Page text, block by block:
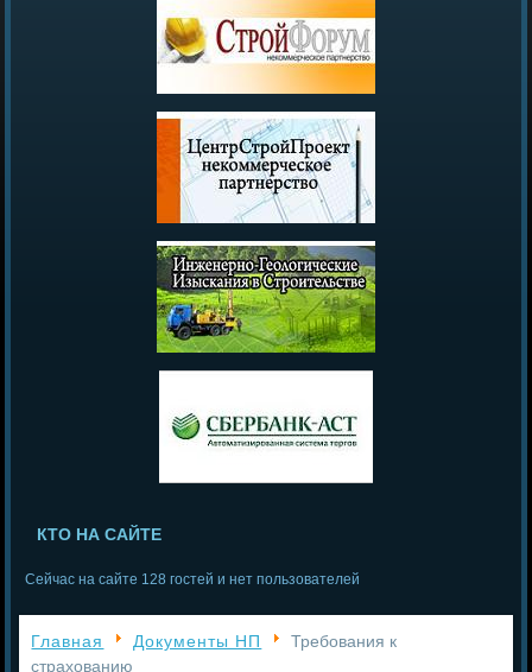
КТО НА САЙТЕ
Сейчас на сайте 128 гостей и нет пользователей
Главная Документы НП
Требования к
страхованию